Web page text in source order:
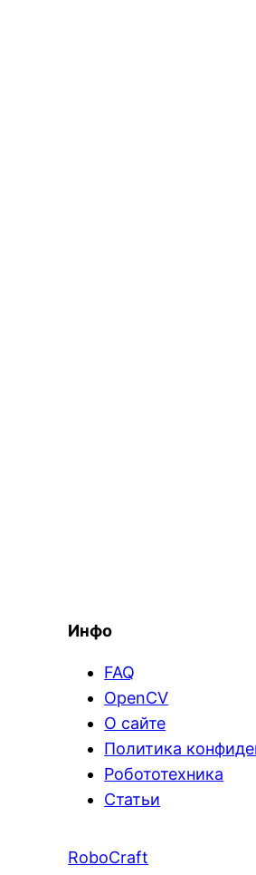
Инфо
FAQ
OpenCV
О сайте
Политика
Робототехника
Статьи
RoboCraft